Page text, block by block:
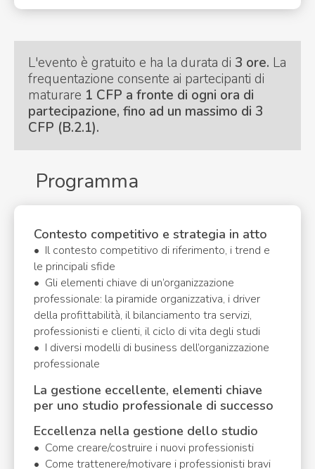
L'evento è gratuito e ha la durata di 3 ore. La
frequentazione consente ai partecipanti di
maturare 1 CFP a fronte di ogni ora di
partecipazione, fino ad un massimo di 3
CFP (B.2.1).
Programma
Contesto competitivo e strategia in atto
• Il contesto competitivo di riferimento, i trend e
le principali sfide
• Gli elementi chiave di un’organizzazione
professionale: la piramide organizzativa, i driver
della profittabilità, il bilanciamento tra servizi,
professionisti e clienti, il ciclo di vita degli studi
• I diversi modelli di business dell’organizzazione
professionale
La gestione eccellente, elementi chiave
per uno studio professionale di successo
Eccellenza nella gestione dello studio
• Come creare/costruire i nuovi professionisti
• Come trattenere/motivare i professionisti bravi